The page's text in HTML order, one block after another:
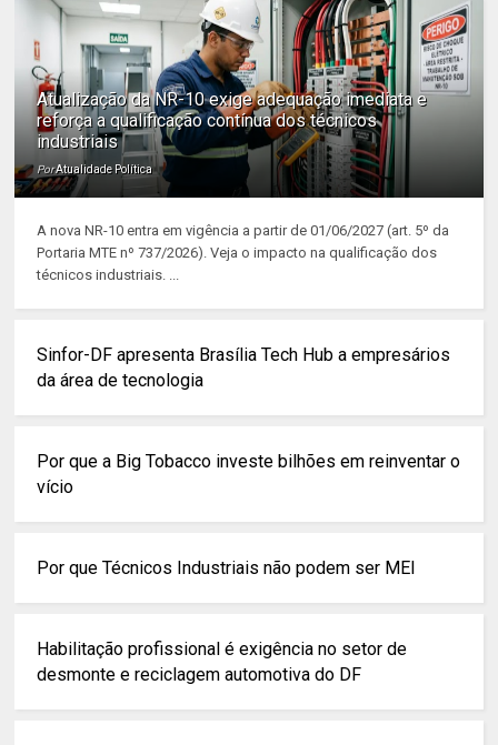
Atualização da NR-10 exige adequação imediata e
reforça a qualificação contínua dos técnicos
industriais
PorAtualidade Política
A nova NR-10 entra em vigência a partir de 01/06/2027 (art. 5º da
Portaria MTE nº 737/2026). Veja o impacto na qualificação dos
técnicos industriais. ...
Sinfor-DF apresenta Brasília Tech Hub a empresários
da área de tecnologia
Por que a Big Tobacco investe bilhões em reinventar o
vício
Por que Técnicos Industriais não podem ser MEI
Habilitação profissional é exigência no setor de
desmonte e reciclagem automotiva do DF